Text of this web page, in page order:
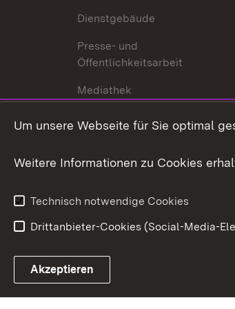
Dienstgebäude
Presse- und
Öffentlichkeitsarbeit
Mediathek
Publikationen
Link zum Landesportal
Um unsere Webseite für Sie optimal
Weitere Informationen zu Cookies
Technisch notwendige Cookies
Drittanbieter-Cookies (Social-Media-
Akzeptieren